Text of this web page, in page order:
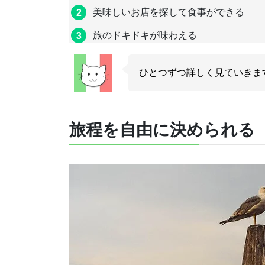
美味しいお店を探して食事ができる
旅のドキドキが味わえる
ひとつずつ詳しく見ていきま
旅程を自由に決められる